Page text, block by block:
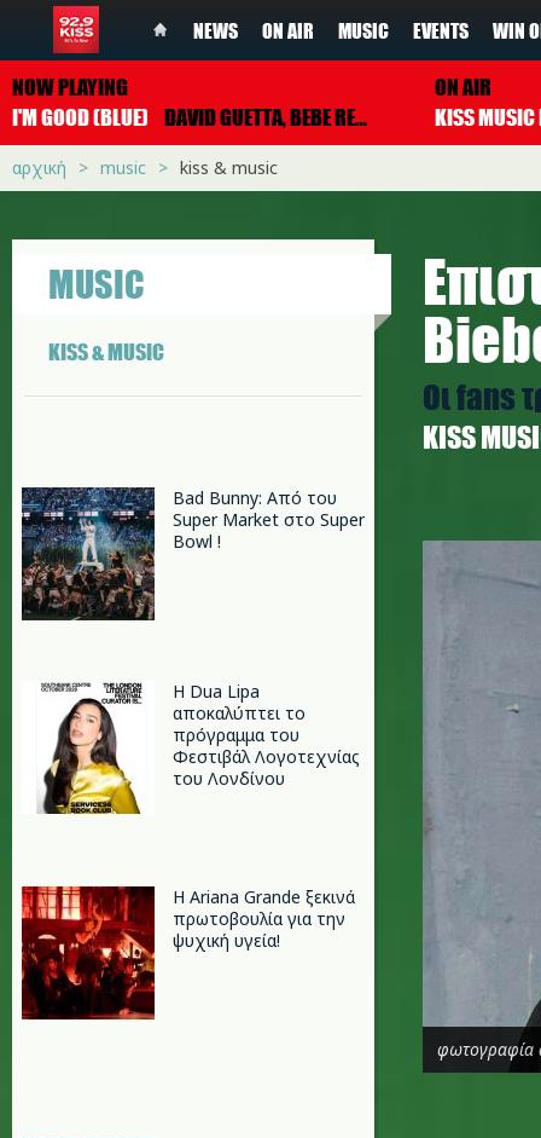
NEWS ON AIR MUSIC EVENTS WIN
NOW PLAYING
I'M GOOD (BLUE)
DAVID GUETTA, BEBE REXHA
ON AIR
αρχική music kiss & music
MUSIC
KISS & MUSIC
Bad Bunny: Από του
Super Market στο Super
Bowl !
Η Dua Lipa
αποκαλύπτει το
πρόγραμμα του
Φεστιβάλ Λογοτεχνίας
του Λονδίνου
Η Ariana Grande ξεκινά
πρωτοβουλία για την
ψυχική υγεία!
Οι fans
ΚISS
j.jpg
φωτογραφία